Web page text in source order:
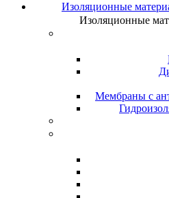
Изоляционные
Изоляционные
Мембраны с